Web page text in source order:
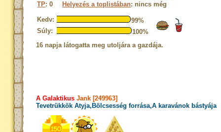
TP: 0 Helyezés a toplistában: nincs még
Kedv:
99%
Súly:
100%
16 napja látogatta meg utoljára a gazdája.
A Galaktikus Jank [249963]
Tevetrükkök Atyja,Bölcsesség forrása,A karavánok bástyája